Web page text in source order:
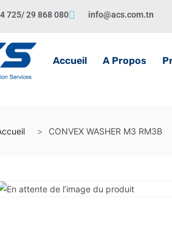
725/ 29 868 080 info@acs.com.tn
Accueil A Propos
CONVEX WASHER M3 RM3B